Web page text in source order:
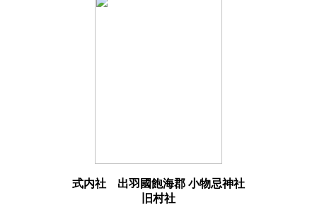
式内社
出羽國飽海郡 小物忌神社
旧村社